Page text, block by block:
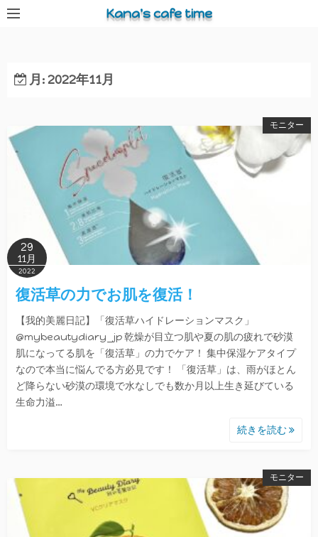
コ
キ
Kana's cafe time
月:2022年11月
モニター
29
11月
2022
復活草の力でお肌を復活！
【我的美麗日記】「復活草ハイドレーションマスク」
@mybeautydiary_jp 乾燥が目立つ肌や夏の肌の疲れで砂漠
肌になってる肌を「復活草」の力でケア！ 集中保湿ケアタイプ
なので本当に悩んでる方必見です！ 「復活草」は、雨がほとん
ど降らない砂漠の環境で水なしでも数か月以上生き延びている
生命力溢…
続きを読む
モニター